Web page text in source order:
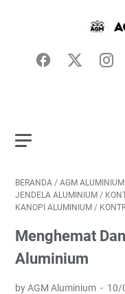
BERANDA / AGM ALUMINIUM
JENDELA ALUMINIUM /
KANOPI ALUMINIUM /
Menghemat
Aluminium
by AGM Aluminium 10/